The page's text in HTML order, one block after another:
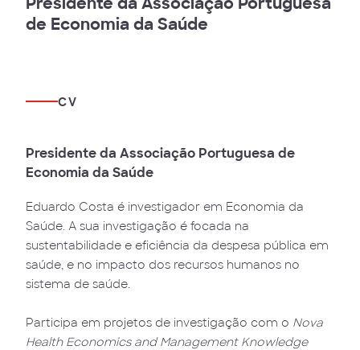
de Economia da Saúde
CV
Presidente da Associação Portuguesa de
Economia da Saúde
Eduardo Costa é investigador em Economia da
Saúde. A sua investigação é focada na
sustentabilidade e eficiência da despesa pública em
saúde, e no impacto dos recursos humanos no
sistema de saúde.
Participa em projetos de investigação com o Nova
Health Economics and Management Knowledge